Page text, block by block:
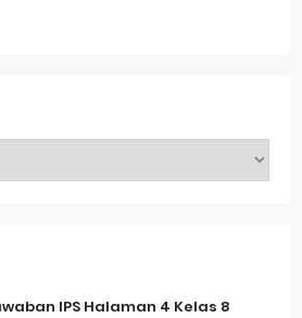
IPS Halaman 4 Kelas 8